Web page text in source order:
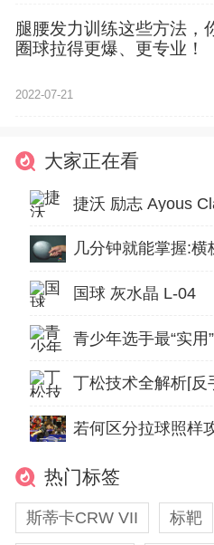
腿腰发力训练这些方法，
圈球拉得更爆、更专业！
2022-07-21
大家正在看
捷沃 励志 Ayous
几分钟就能掌握:
国球 灰水晶 L-04
丁松技术全解析[反
热门标签
斯蒂卡CRW VII 标靶